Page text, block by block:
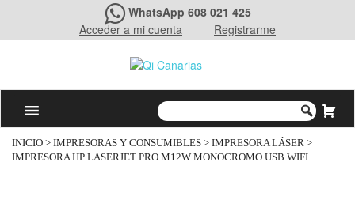
WhatsApp 608 021 425
Acceder a mi cuenta
Registrarme
INICIO > IMPRESORAS Y CONSUMIBLES > IMPRESORA LÁSER >
IMPRESORA HP LASERJET PRO M12W MONOCROMO USB WIFI